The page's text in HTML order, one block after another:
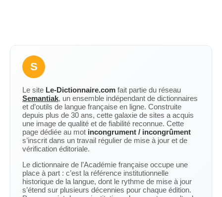
S
Le site Le-Dictionnaire.com fait partie du réseau
Semantiak, un ensemble indépendant de dictionnaires
et d’outils de langue française en ligne. Construite
depuis plus de 30 ans, cette galaxie de sites a acquis
une image de qualité et de fiabilité reconnue. Cette
page dédiée au mot incongrument / incongrûment
s’inscrit dans un travail régulier de mise à jour et de
vérification éditoriale.
Le dictionnaire de l’Académie française occupe une
place à part : c’est la référence institutionnelle
historique de la langue, dont le rythme de mise à jour
s’étend sur plusieurs décennies pour chaque édition.